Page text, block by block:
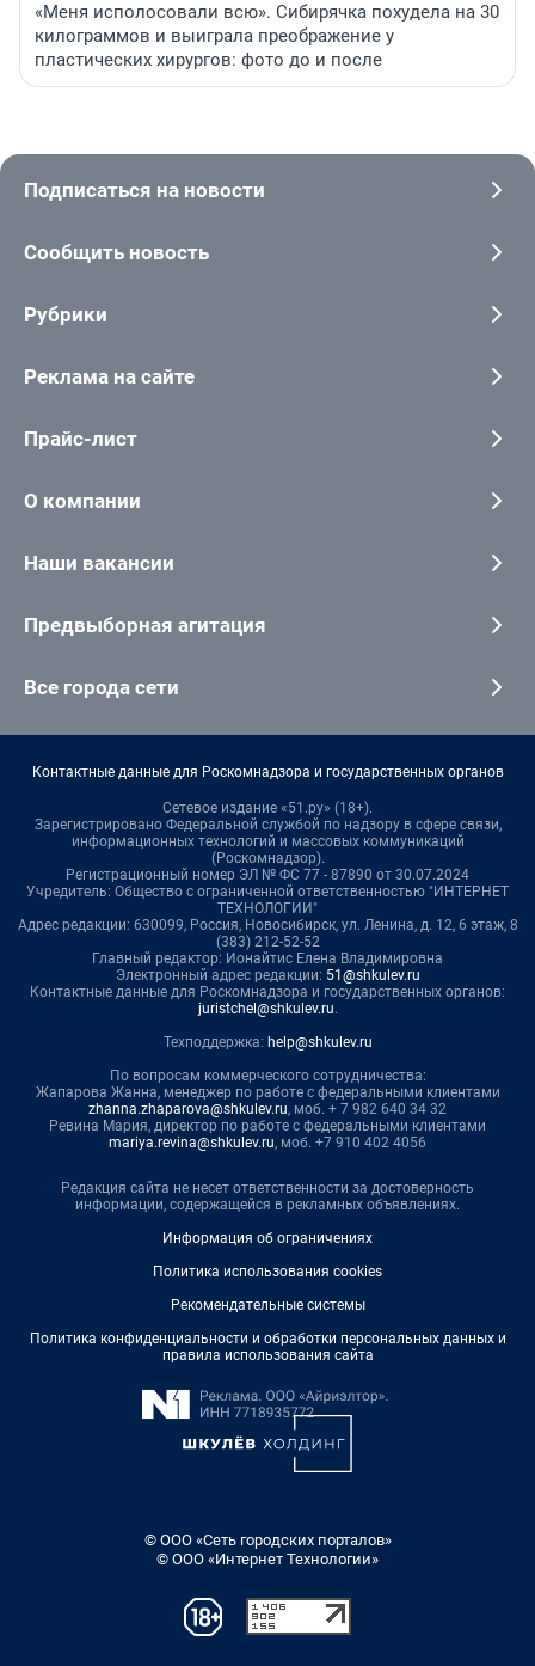
«Меня исполосовали всю». Сибирячка похудела на 30
килограммов и выиграла преображение у
пластических хирургов: фото до и после
Подписаться на новости
Сообщить новость
Рубрики
Реклама на сайте
Прайс-лист
О компании
Наши вакансии
Предвыборная агитация
Все города сети
Контактные данные для Роскомнадзора и государственных органов
Сетевое издание «51.ру» (18+).
Зарегистрировано Федеральной службой по надзору в сфере связи,
информационных технологий и массовых коммуникаций
(Роскомнадзор).
Регистрационный номер ЭЛ № ФС 77 - 87890 от 30.07.2024
Учредитель: Общество с ограниченной ответственностью "ИНТЕРНЕТ
ТЕХНОЛОГИИ"
Адрес редакции: 630099, Россия, Новосибирск, ул. Ленина, д. 12, 6 этаж, 8
(383) 212-52-52
Главный редактор: Ионайтис Елена Владимировна
Электронный адрес редакции: 51@shkulev.ru
Контактные данные для Роскомнадзора и государственных органов:
juristchel@shkulev.ru.
Техподдержка: help@shkulev.ru
По вопросам коммерческого сотрудничества:
Жапарова Жанна, менеджер по работе с федеральными клиентами
zhanna.zhaparova@shkulev.ru, моб. + 7 982 640 34 32
Ревина Мария, директор по работе с федеральными клиентами
mariya.revina@shkulev.ru, моб. +7 910 402 4056
Редакция сайта не несет ответственности за достоверность
информации, содержащейся в рекламных объявлениях.
Информация об ограничениях
Политика использования cookies
Рекомендательные системы
Политика конфиденциальности и обработки персональных данных и
правила использования сайта
© ООО «Сеть городских порталов»
© ООО «Интернет Технологии»